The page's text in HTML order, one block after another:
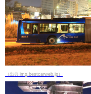
（出典 img.bestcarweb.jp）